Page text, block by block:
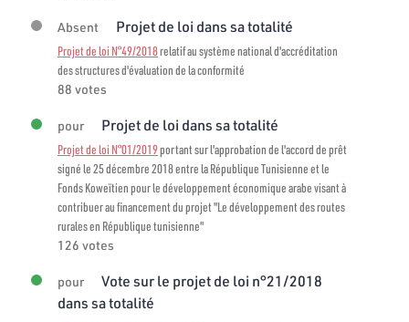
Absent Projet de loi dans sa totalité
Projet de loi N°49/2018relatif au système national d'accréditation
des structures d'évaluation de la conformité
88 votes
pour Projet de loi dans sa totalité
Projet de loi N°01/2019portant sur l'approbation de l'accord de prêt
signé le 25 décembre 2018 entre la République Tunisienne et le
Fonds Koweïtien pour le développement économique arabe visant à
contribuer au financement du projet "Le développement des routes
rurales en République tunisienne"
126 votes
pour
Vote sur le projet de loi n°21/2018
dans sa totalité